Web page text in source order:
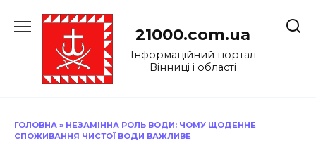
до
21000.com.ua
Інформаційний портал
Вінниці і області
ГОЛОВНА » НЕЗАМІННА РОЛЬ ВОДИ: ЧОМУ ЩОДЕННЕ
СПОЖИВАННЯ ЧИСТОЇ ВОДИ ВАЖЛИВЕ